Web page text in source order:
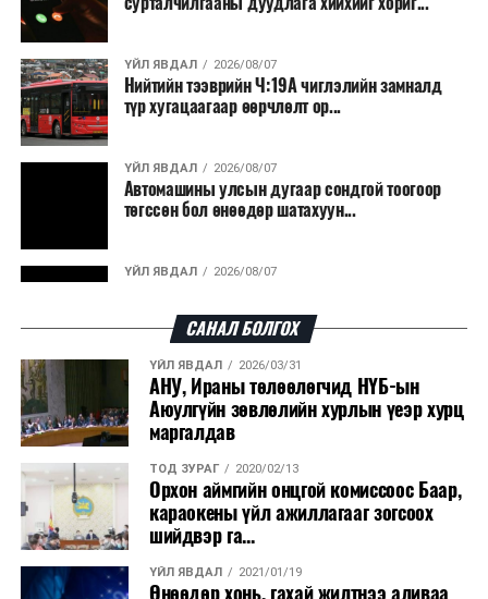
авах боломжтой аж.
Япон, Герман, Швейцар, Нидерланд, Өмнөд Солонгос
зэрэг улс лаг хатаах, шатаах технологийг ашиглаж
байна. Тухайлбал, Германд лаг шатаах үйлдвэрээс
гарсан үнснээс фосфор сэргээн авах технологи
ашигладаг бол Нидерландад төвлөрсөн лаг
боловсруулах үйлдвэрүүдээр дулаан, цахилгаан
эрчим хүч үйлдвэрлэдэг.
Ийнхүү лаг хатаах, шатаах технологийг лагийн
эзлэхүүнийг бууруулахын зэрэгцээ эрчим хүч
үйлдвэрлэх, нөөцийг дахин ашиглах чиглэлээр олон
улсад өргөн ашиглаж байна.
ҮЙЛ ЯВДАЛ 2026/08/07
Нийтийн тээврийн Ч:19А чиглэлийн замналд
түр хугацаагаар өөрчлөлт ор...
ҮЙЛ ЯВДАЛ 2026/08/07
Автомашины улсын дугаар сондгой тоогоор
төгссөн бол өнөөдөр шатахуун...
ҮЙЛ ЯВДАЛ 2026/08/07
ДЭЛХИЙ НИЙТЭЭР.. 2026/08/06
“Уралдронзавод” компанийн ерөнхий
захирлын автомашиныг дэлбэлжээ...
ҮЙЛ ЯВДАЛ 2026/08/06
Сүхбаатар боомтоор тав хоногт 10 мянга гаруй
тонн АИ-92 автобензин и...
ДЭЛХИЙ НИЙТЭЭР.. 2026/08/06
САНАЛ БОЛГОХ
ҮЙЛ ЯВДАЛ 2026/03/31
АНУ, Ираны төлөөлөгчид НҮБ-ын
Аюулгүйн зөвлөлийн хурлын үеэр хурц
маргалдав
ТОД ЗУРАГ 2020/02/13
Орхон аймгийн онцгой комиссоос Баар,
караокены үйл ажиллагааг зогсоох
шийдвэр га...
ҮЙЛ ЯВДАЛ 2021/01/19
Өнөөдөр хонь, гахай жилтнээ аливаа